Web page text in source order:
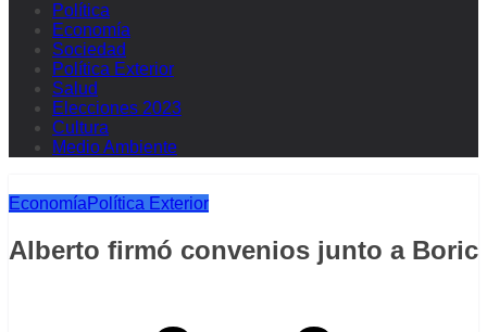
Política
Economía
Sociedad
Política Exterior
Salud
Elecciones 2023
Cultura
Medio Ambiente
EconomíaPolítica Exterior
Alberto firmó convenios junto a Boric